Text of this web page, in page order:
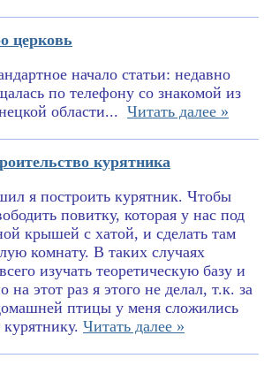
церковь
начало статьи: недавно
по телефону со знакомой из
области... Читать далее »
курятника
я построить курятник. Чтобы
повитку, которая у нас под
крышей с хатой, и сделать там
комнату. В таких случаях
изучать теоретическую базу и
на этот раз я этого не делал, т.к. за
птицы у меня сложились
Читать далее »